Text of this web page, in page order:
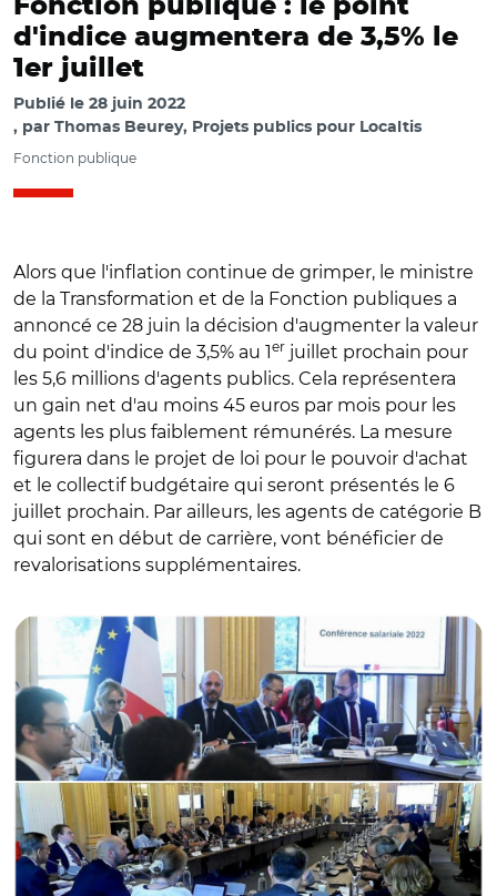
Fonction publique : le point
d'indice augmentera de 3,5% le
1er juillet
Publié le 28 juin 2022
par Thomas Beurey, Projets publics pour Localtis
Fonction publique
Alors que l'inflation continue de grimper, le ministre
de la Transformation et de la Fonction publiques a
annoncé ce 28 juin la décision d'augmenter la valeur
du point d'indice de 3,5% au 1er juillet prochain pour
les 5,6 millions d'agents publics. Cela représentera
un gain net d'au moins 45 euros par mois pour les
agents les plus faiblement rémunérés. La mesure
figurera dans le projet de loi pour le pouvoir d'achat
et le collectif budgétaire qui seront présentés le 6
juillet prochain. Par ailleurs, les agents de catégorie B
qui sont en début de carrière, vont bénéficier de
revalorisations supplémentaires.